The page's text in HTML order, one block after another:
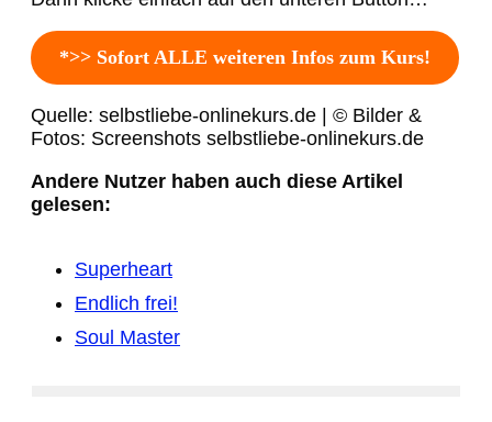
*>> Sofort ALLE weiteren Infos zum Kurs!
Quelle: selbstliebe-onlinekurs.de | © Bilder &
Fotos: Screenshots selbstliebe-onlinekurs.de
Andere Nutzer haben auch diese Artikel
gelesen:
Superheart
Endlich frei!
Soul Master